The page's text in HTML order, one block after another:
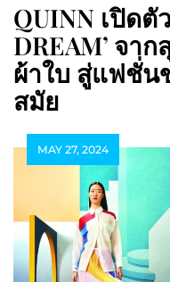
QUINN เปิดตั
DREAM’ จา
ผ้าใบ สู่แฟชั่น
สมัย
MAY 27, 2024